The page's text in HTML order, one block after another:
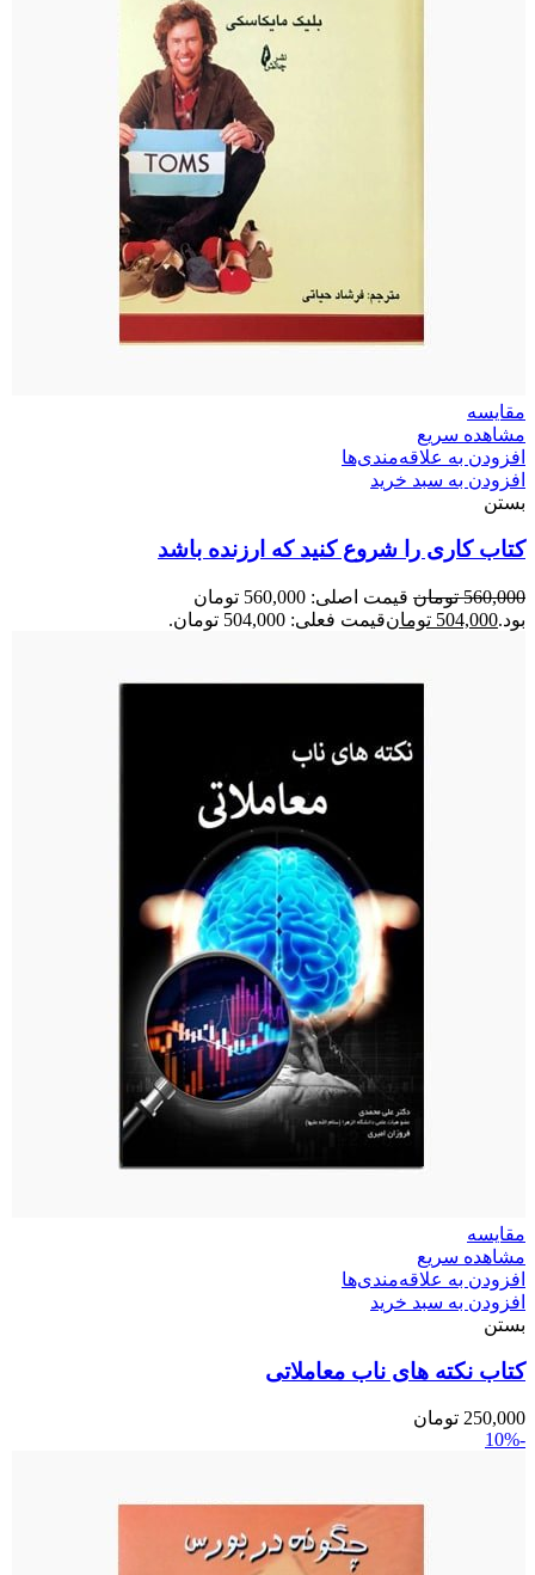
مقایسه
مشاهده سریع
افزودن به علاقه‌مندی‌ها
افزودن به سبد خرید
بستن
کتاب کاری را شروع کنید که ارزنده باشد
560,000 تومان
قیمت اصلی: 560,000 تومان
بود.504,000 تومانقیمت فعلی: 504,000 تومان.
مقایسه
مشاهده سریع
افزودن به علاقه‌مندی‌ها
افزودن به سبد خرید
بستن
کتاب نکته های ناب معاملاتی
250,000 تومان
-10%